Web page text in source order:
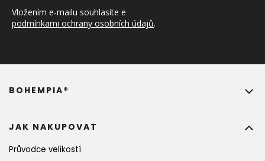
Vložením e-mailu souhlasíte e
podmínkami ochrany osobních údajů.
JAK NAKUPOVAT
Průvodce velikostí
BOHEMPIA®